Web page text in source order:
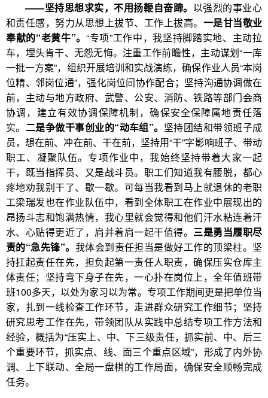
——坚持思想求实，不用扬鞭自奋蹄。 以强烈的事业心
和责任感，努力从思想上拔节、工作上拔高。 一是甘当敬业
奉献的“老黄牛”。 “专项”工作中，我坚持脚踏实地、主动拉
车，埋头肯干、无怨无悔。注重工作前瞻性，主动谋划“一库
一批一方案”，组织开展培训和实战演练，确保作业人员“本岗
位精、邻岗位通”，强化岗位间协作配合；坚持沟通协调做在
前，主动与地方政府、武警、公安、消防、铁路等部门会商
协调，建立有效协调保障机制，确保安全保障属地责任落
实。 二是争做干事创业的“动车组”。 坚持团结和带领班子成
员，想在前、冲在前、干在前，坚持用“干”字影响班子、带动
职工、凝聚队伍。专项作业中，我始终坚持带着大家一起
干，既当指挥员、又是战斗员。职工们知道我有腰脱，都心
疼地劝我别干了、歇一歇。可每当我看到马上就退休的老职
工梁瑞发也在作业队伍中，看到全体职工在作业中展现出的
昂扬斗志和饱满热情，我心里就会觉得和他们汗水粘连着汗
水、心贴得更近了，肩并着肩一起干值得。 三是勇当履职尽
责的“急先锋”。 我体会到责任担当是做好工作的顶梁柱。坚
持扛起责任在先，担负起第一责任人职责，确保压实仓库主
体责任；坚持弯下身子在先，一心扑在岗位上，全年值班带
班100多天，以处为家习以为常。专项工作期间更是把单位当
家，扎到一线检查工作环节，走进群众研究工作细节；坚持
研究思考工作在先，带领团队从实践中总结专项工作方法和
经验，概括为“压实上、中、下三级责任，抓实前、中、后三
个重要环节，抓实点、线、面三个重点区域”，形成了内外协
调、上下联动、全局一盘棋的工作局面，确保安全顺畅完成
任务。